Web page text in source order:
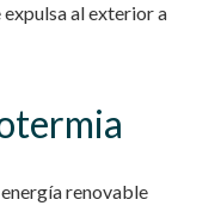
al exterior a
renovable